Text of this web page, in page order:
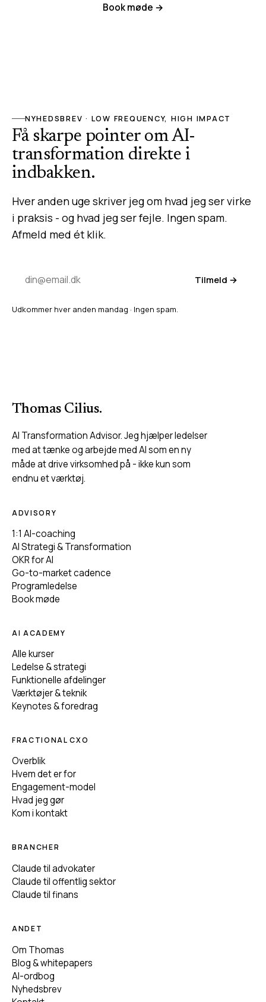
Book møde →
NYHEDSBREV · LOW FREQUENCY, HIGH IMPACT
Få skarpe pointer om AI-
transformation direkte i
indbakken.
Hver anden uge skriver jeg om hvad jeg ser virke
i praksis - og hvad jeg ser fejle. Ingen spam.
Afmeld med ét klik.
Tilmeld →
Udkommer hver anden mandag · Ingen spam.
Thomas Cilius.
AI Transformation Advisor. Jeg hjælper ledelser
med at tænke og arbejde med AI som en ny
måde at drive virksomhed på - ikke kun som
endnu et værktøj.
ADVISORY
1:1 AI-coaching
AI Strategi & Transformation
OKR for AI
Go-to-market cadence
Programledelse
Book møde
AI ACADEMY
Alle kurser
Ledelse & strategi
Funktionelle afdelinger
Værktøjer & teknik
Keynotes & foredrag
FRACTIONAL CXO
Overblik
Hvem det er for
Engagement-model
Hvad jeg gør
Kom i kontakt
BRANCHER
Claude til advokater
Claude til offentlig sektor
Claude til finans
ANDET
Om Thomas
Blog & whitepapers
AI-ordbog
Nyhedsbrev